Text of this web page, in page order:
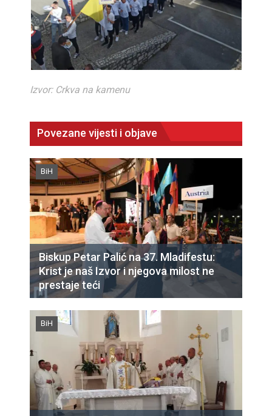
Izvor: Crkva na kamenu
Povezane vijesti i objave
BiH
Biskup Petar Palić na 37. Mladifestu:
Krist je naš Izvor i njegova milost ne
prestaje teći
BiH